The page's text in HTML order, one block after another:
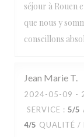
séjour à Rouen
que nous y
conseillons
Jean Marie T
2024-05-09 -
SERVICE : 5/5
4/5 QUALITÉ /